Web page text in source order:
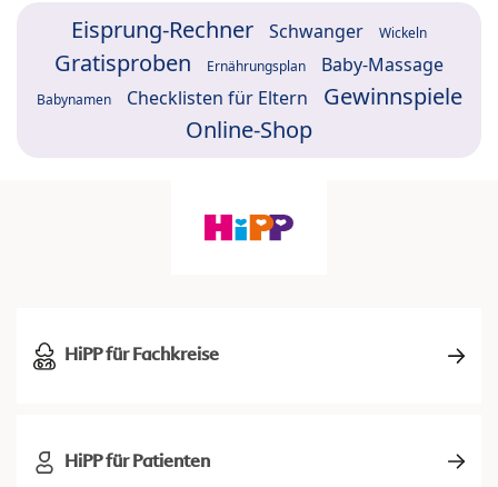
Eisprung-Rechner Schwanger Wickeln
Gratisproben Ernährungsplan Baby-Massage
Babynamen Checklisten für Eltern
Gewinnspiele
Online-Shop
HiPP für Fachkreise
HiPP für Patienten